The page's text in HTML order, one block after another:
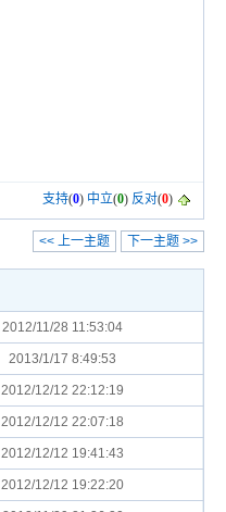
支持(0) 中立(0) 反对(0)
下一主题 >>
<< 上一主题
2012/11/28 11:53:04
2013/1/17 8:49:53
2012/12/12 22:12:19
2012/12/12 22:07:18
2012/12/12 19:41:43
2012/12/12 19:22:20